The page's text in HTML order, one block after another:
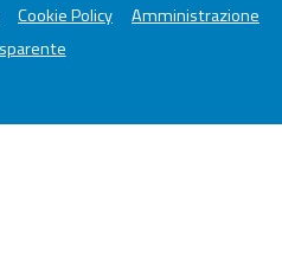
Cookie Policy
Amministrazione